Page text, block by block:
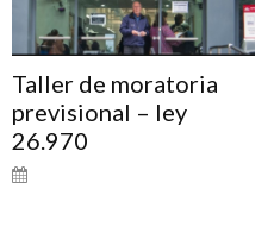
Taller de moratoria
previsional – ley
26.970